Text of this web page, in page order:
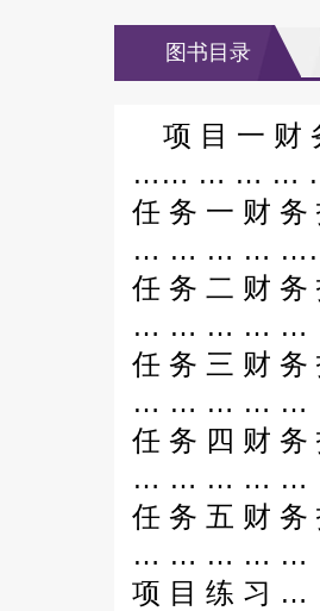
图书目录
项 目 一
…… … … …
任 务 一 财
… … … … ……
任 务 二 财
… … … … …
任 务 三 财
… … … … …
任 务 四 财
… … … … …
任 务 五 财
… … … … …
项 目 练